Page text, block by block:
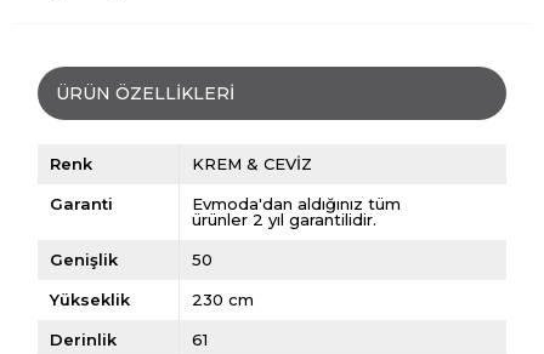
ÜRÜN ÖZELLIKLERI
Renk KREM & CEVİZ
Garanti
Evmoda'dan aldığınız tüm
ürünler 2 yıl garantilidir.
Genişlik 50
Yükseklik 230 cm
Derinlik 61